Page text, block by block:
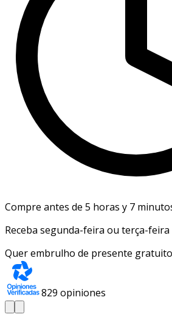
Compre antes de 5 horas y 7
Receba segunda-feira ou terça-feira
Quer embrulho de presente
829 opiniones